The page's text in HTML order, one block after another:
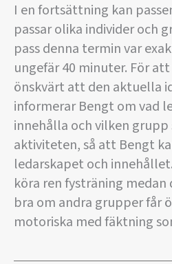
I en fortsättning kan
passar olika individer och
pass denna termin var
ungefär 40 minuter. För
önskvärt att den aktuella
informerar Bengt om vad
innehålla och vilken grupp
aktiviteten, så att Bengt
ledarskapet och
köra ren fysträning
bra om andra grupper får
motoriska med fäktning